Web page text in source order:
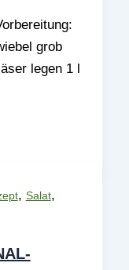
grob
legen 1 l
, Salat,